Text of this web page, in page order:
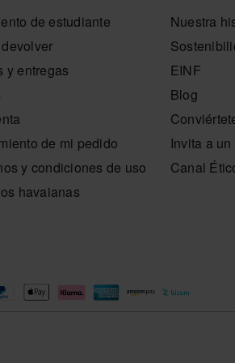
correa, cadena y cuerpo del
el paso del tiempo.
a un acabado cuidado.
bolso que no tienes que
en España, y lleva tu estilo
de estudiante
y entregas
de mi pedido
y condiciones de uso
havaianas
Nuestra
EINF
Blog
Invita a
Canal